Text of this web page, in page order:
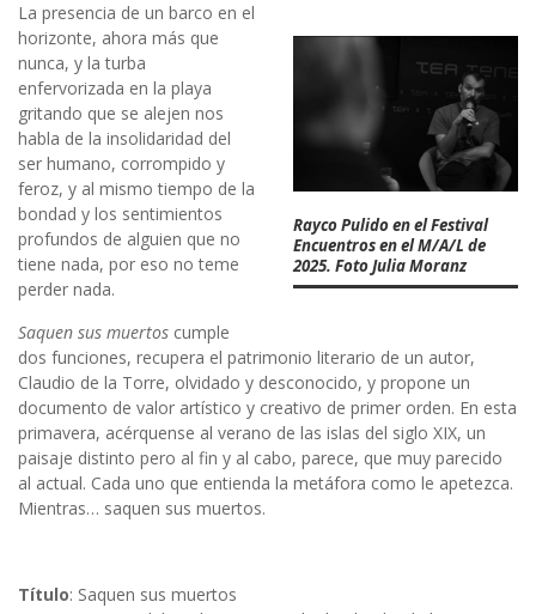
Rayco Pulido en el Festival
Encuentros en el M/A/L de
2025. Foto Julia Moranz
La presencia de un barco en el
horizonte, ahora más que
nunca, y la turba
enfervorizada en la playa
gritando que se alejen nos
habla de la insolidaridad del
ser humano, corrompido y
feroz, y al mismo tiempo de la
bondad y los sentimientos
profundos de alguien que no
tiene nada, por eso no teme
perder nada.
Saquen sus muertos cumple
dos funciones, recupera el patrimonio literario de un autor,
Claudio de la Torre, olvidado y desconocido, y propone un
documento de valor artístico y creativo de primer orden. En esta
primavera, acérquense al verano de las islas del siglo XIX, un
paisaje distinto pero al fin y al cabo, parece, que muy parecido
al actual. Cada uno que entienda la metáfora como le apetezca.
Mientras… saquen sus muertos.
Título: Saquen sus muertos